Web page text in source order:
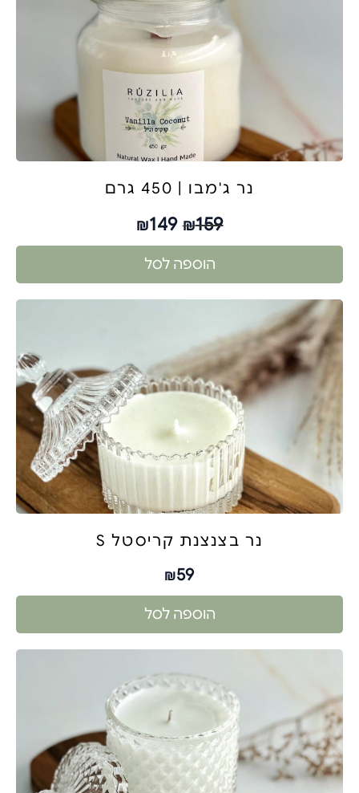
נר ג'מבו | 450 גרם
₪159
₪149
הוספה לסל
נר בצנצנת קריסטל S
₪59
הוספה לסל